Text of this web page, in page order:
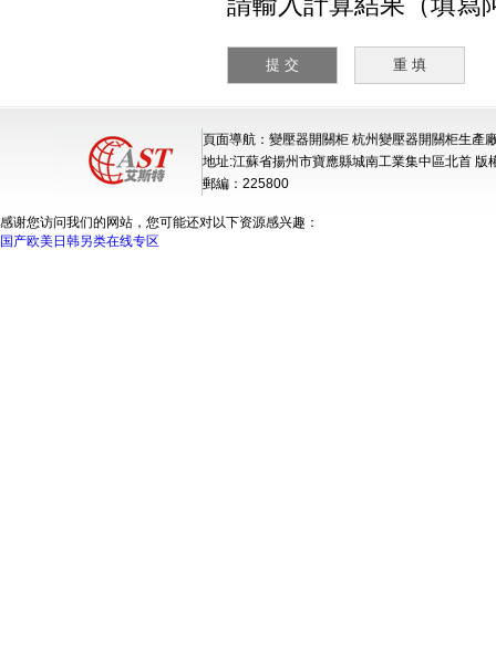
頁面導航：變壓器開關柜 杭州變壓器開關柜生產
地址:江蘇省揚州市寶應縣城南工業集中區北首 版
郵編：225800
感谢您访问我们的网站，您可能还对以下资源感兴趣：
国产欧美日韩另类在线专区